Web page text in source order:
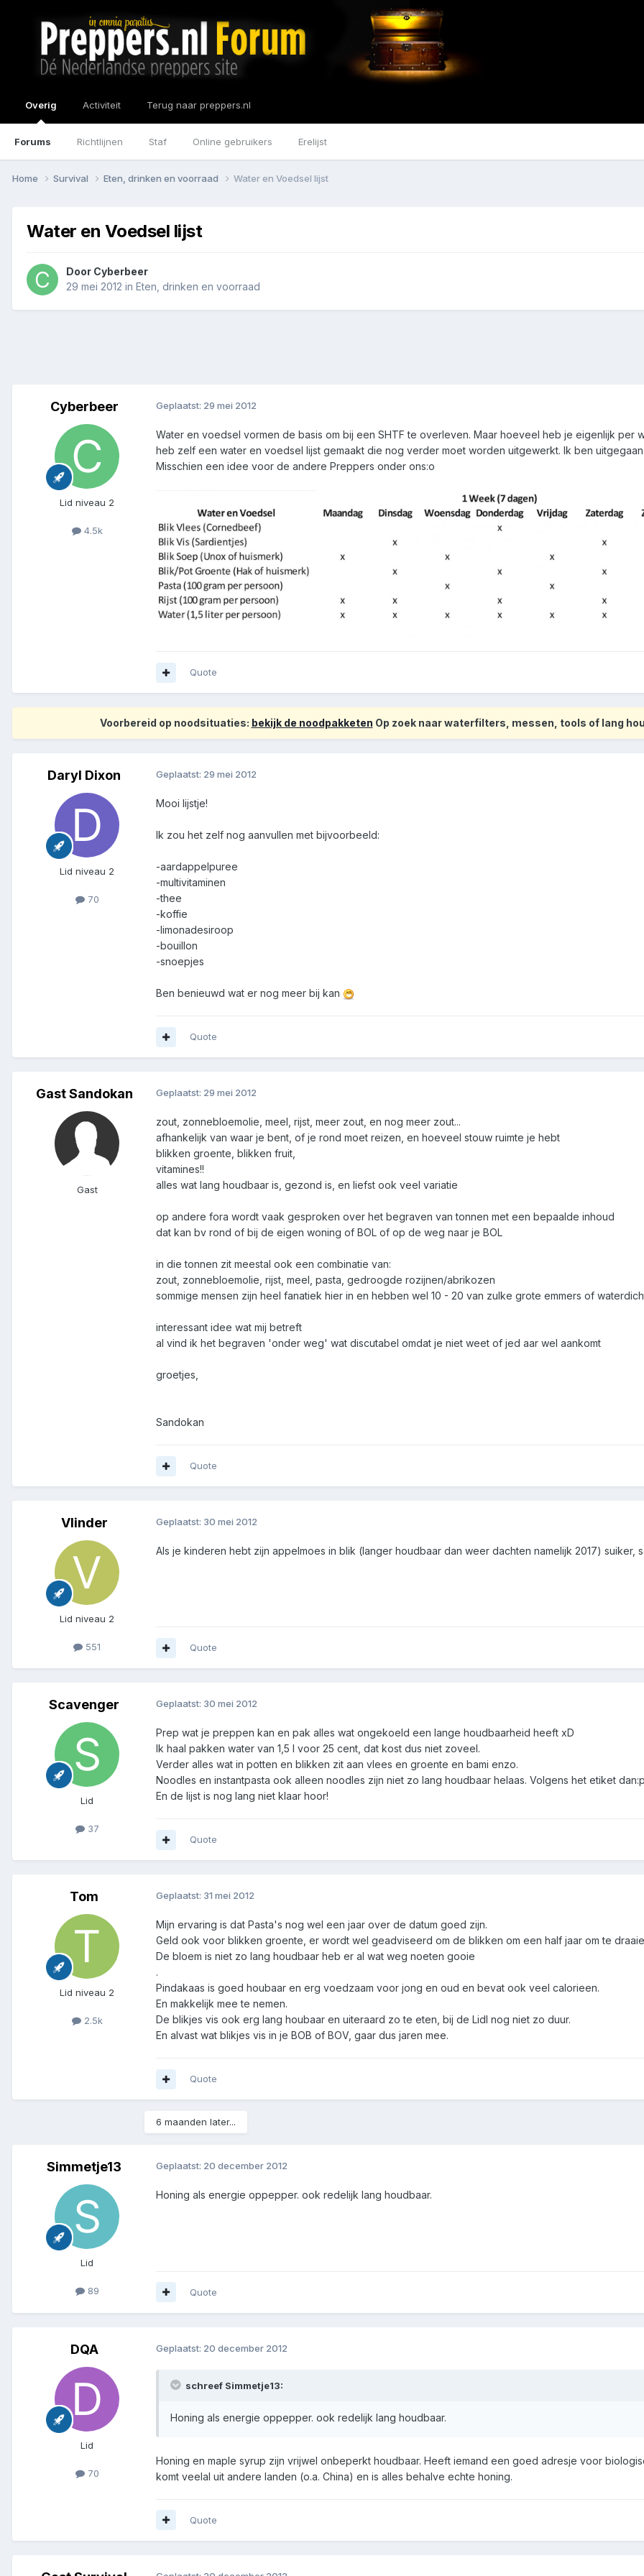
Overig
Forums Richtlijnen Staf Online gebruikers Erelijst
Activiteit Terug naar preppers.nl
Home Survival Eten, drinken en voorraad Water en Voedsel lijst
Water en Voedsel lijst
Door Cyberbeer
29 mei 2012 in Eten, drinken en voorraad
Cyberbeer
Lid niveau 2
4.5k
Geplaatst: 29 mei 2012
Water en voedsel vormen de basis om bij een SHTF te overleven. Maar hoeveel heb je eigenlijk per
heb zelf een water en voedsel lijst gemaakt die nog verder moet worden uitgewerkt. Ik ben
Misschien een idee voor de andere Preppers onder ons:o
Quote
Voorbereid op noodsituaties: bekijk de noodpakketen Op zoek naar waterfilters, messen, tools of lang
Daryl Dixon
Lid niveau 2
70
Geplaatst: 29 mei 2012
Mooi lijstje!
Ik zou het zelf nog aanvullen met bijvoorbeeld:
-aardappelpuree
-multivitaminen
-thee
-koffie
-limonadesiroop
-bouillon
-snoepjes
Ben benieuwd wat er nog meer bij kan
Quote
Gast Sandokan
Gast
Geplaatst: 29 mei 2012
zout, zonnebloemolie, meel, rijst, meer zout, en nog meer zout...
afhankelijk van waar je bent, of je rond moet reizen, en hoeveel stouw ruimte je hebt
blikken groente, blikken fruit,
vitamines!!
alles wat lang houdbaar is, gezond is, en liefst ook veel variatie
op andere fora wordt vaak gesproken over het begraven van tonnen met een bepaalde inhoud
dat kan bv rond of bij de eigen woning of BOL of op de weg naar je BOL
in die tonnen zit meestal ook een combinatie van:
zout, zonnebloemolie, rijst, meel, pasta, gedroogde rozijnen/abrikozen
sommige mensen zijn heel fanatiek hier in en hebben wel 10 - 20 van zulke grote emmers of
interessant idee wat mij betreft
al vind ik het begraven 'onder weg' wat discutabel omdat je niet weet of jed aar wel aankomt
groetjes,
Sandokan
Quote
Vlinder
Lid niveau 2
551
Geplaatst: 30 mei 2012
Als je kinderen hebt zijn appelmoes in blik (langer houdbaar dan weer dachten namelijk 2017) suiker,
Quote
Scavenger
Lid
37
Geplaatst: 30 mei 2012
Prep wat je preppen kan en pak alles wat ongekoeld een lange houdbaarheid heeft xD
Ik haal pakken water van 1,5 l voor 25 cent, dat kost dus niet zoveel.
Verder alles wat in potten en blikken zit aan vlees en groente en bami enzo.
Noodles en instantpasta ook alleen noodles zijn niet zo lang houdbaar helaas. Volgens het etiket
En de lijst is nog lang niet klaar hoor!
Quote
Tom
Lid niveau 2
2.5k
Geplaatst: 31 mei 2012
Mijn ervaring is dat Pasta's nog wel een jaar over de datum goed zijn.
Geld ook voor blikken groente, er wordt wel geadviseerd om de blikken om een half jaar om te
De bloem is niet zo lang houdbaar heb er al wat weg noeten gooie
.
Pindakaas is goed houbaar en erg voedzaam voor jong en oud en bevat ook veel calorieen.
En makkelijk mee te nemen.
De blikjes vis ook erg lang houbaar en uiteraard zo te eten, bij de Lidl nog niet zo duur.
En alvast wat blikjes vis in je BOB of BOV, gaar dus jaren mee.
Quote
6 maanden later...
Simmetje13
Lid
89
Geplaatst: 20 december 2012
Honing als energie oppepper. ook redelijk lang houdbaar.
Quote
DQA
Lid
70
Geplaatst: 20 december 2012
schreef Simmetje13:
Honing als energie oppepper. ook redelijk lang houdbaar.
Honing en maple syrup zijn vrijwel onbeperkt houdbaar. Heeft iemand een goed adresje voor
komt veelal uit andere landen (o.a. China) en is alles behalve echte honing.
Quote